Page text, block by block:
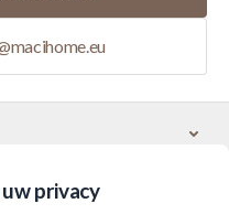
privacy